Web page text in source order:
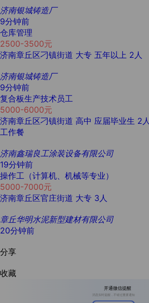
济南银城铸造厂
9分钟前
仓库管理
2500-3500元
济南章丘区刁镇街道 大专 五年以上 2人
济南银城铸造厂
9分钟前
复合板生产技术员工
5000-6000元
济南章丘区刁镇街道 高中 应届毕业生 2人
工作餐
济南鑫瑞良工涂装设备有限公司
19分钟前
操作工（计算机、机械等专业）
5000-7000元
济南章丘区官庄街道 大专 3人
章丘华明水泥新型建材有限公司
20分钟前
分享
收藏
开通微信提醒
消息实时提醒，不错过重要通知